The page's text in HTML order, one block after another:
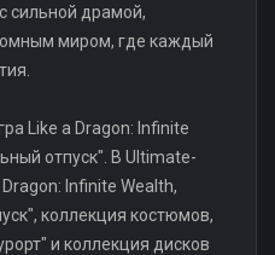
сильной драмой,
миром, где каждый
Like a Dragon: Infinite
отпуск". В Ultimate-
Infinite Wealth,
коллекция костюмов,
и коллекция дисков